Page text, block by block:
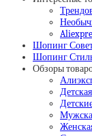
Шопинг
Шопинг
Обзоры